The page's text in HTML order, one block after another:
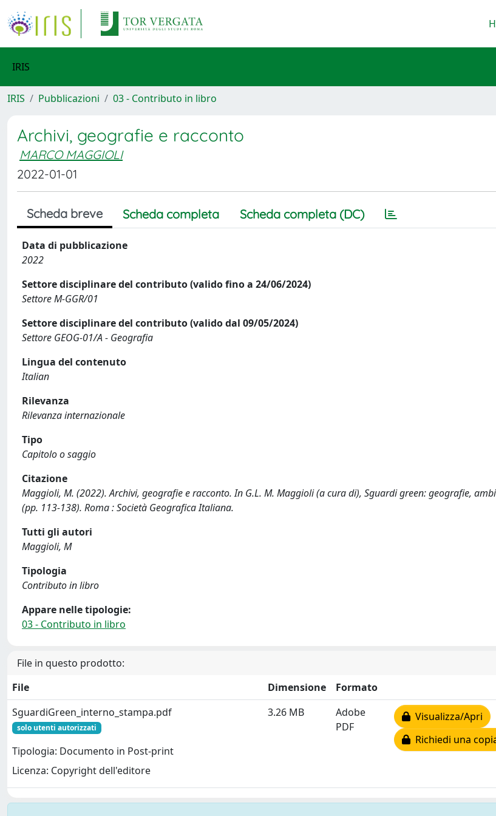
IRIS
IRIS Pubblicazioni 03 - Contributo in libro
Archivi, geografie e racconto
MARCO MAGGIOLI
2022-01-01
Scheda breve Scheda completa Scheda completa (DC)
Data di pubblicazione
2022
Settore disciplinare del contributo (valido fino a 24/06/2024)
Settore M-GGR/01
Settore disciplinare del contributo (valido dal 09/05/2024)
Settore GEOG-01/A - Geografia
Lingua del contenuto
Italian
Rilevanza
Rilevanza internazionale
Tipo
Capitolo o saggio
Citazione
Maggioli, M. (2022). Archivi, geografie e racconto. In G.L. M. Maggioli (a cura di), Sguardi green: geografie,
(pp. 113-138). Roma : Società Geografica Italiana.
Tutti gli autori
Maggioli, M
Tipologia
Contributo in libro
Appare nelle tipologie:
03 - Contributo in libro
File in questo prodotto:
File
Dimensione
Formato
SguardiGreen_interno_stampa.pdf
solo utenti autorizzati
Tipologia: Documento in Post-print
Licenza: Copyright dell'editore
3.26 MB
Adobe
PDF
Visualizza/Apri
Richiedi una